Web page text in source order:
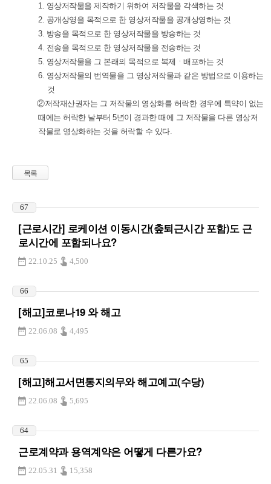
1. 영상저작물을 제작하기 위하여 저작물을 각색하는 것
2. 공개상영을 목적으로 한 영상저작물을 공개상영하는 것
3. 방송을 목적으로 한 영상저작물을 방송하는 것
4. 전송을 목적으로 한 영상저작물을 전송하는 것
5. 영상저작물을 그 본래의 목적으로 복제ㆍ배포하는 것
6. 영상저작물의 번역물을 그 영상저작물과 같은 방법으로 이용하는
것
②저작재산권자는 그 저작물의 영상화를 허락한 경우에 특약이 없는
때에는 허락한 날부터 5년이 경과한 때에 그 저작물을 다른 영상저
작물로 영상화하는 것을 허락할 수 있다.
목록
67
[근로시간] 로케이션 이동시간(춮퇴근시간 포함)도 근
로시간에 포함되나요?
22.10.25 4,500
66
[해고]코로나19 와 해고
22.06.08 4,495
65
[해고]해고서면통지의무와 해고예고(수당)
22.06.08 5,695
64
근로계약과 용역계약은 어떻게 다른가요?
22.05.31 15,358